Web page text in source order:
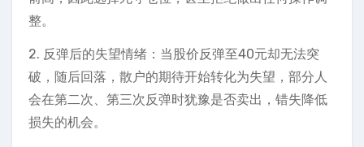
整。
2. 反弹后的失望情绪：当股价反弹至40元却无法突
破，随后回落，散户的期待开始转化为失望，部分人
会在第二次、第三次反弹时犹豫是否卖出，错失降低
损失的机会。